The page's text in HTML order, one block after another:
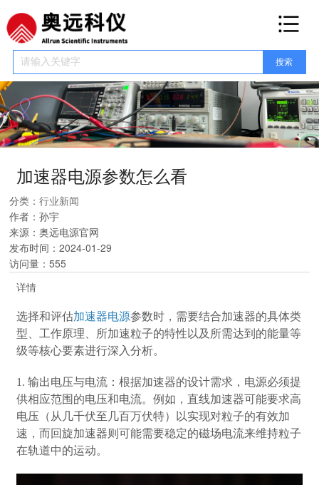
网站首页
关于我们
产品展示
高压直流电源高压脉冲电源高压射频电源其他高压电源塔式高压电源机架
新闻资讯
公司新闻行业新闻
电源百科
电源手册
服务保障
联系我们
加速器电源参数怎么看
分类：行业新闻
作者：孙宇
来源：奥远电源官网
发布时间：2024-01-29
访问量：555
详情
选择和评估加速器电源参数时，需要结合加速器的具体类
型、工作原理、所加速粒子的特性以及所需达到的能量等
级等核心要素进行深入分析。
1. 输出电压与电流：根据加速器的设计需求，电源必须提
供相应范围的电压和电流。例如，直线加速器可能要求高
电压（从几千伏至几百万伏特）以实现对粒子的有效加
速，而回旋加速器则可能需要稳定的磁场电流来维持粒子
在轨道中的运动。